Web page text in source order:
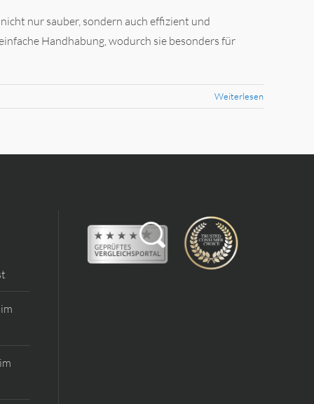
nur sauber, sondern auch effizient und
Handhabung, wodurch sie besonders für
Weiterlesen